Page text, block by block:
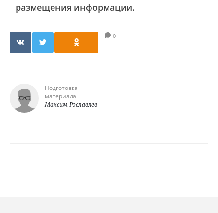
размещения информации.
0
Подготовка
материала
Максим Рославлев